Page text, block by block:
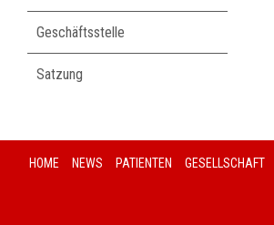
Geschäftsstelle
Satzung
HOME NEWS PATIENTEN GESELLSCHAFT